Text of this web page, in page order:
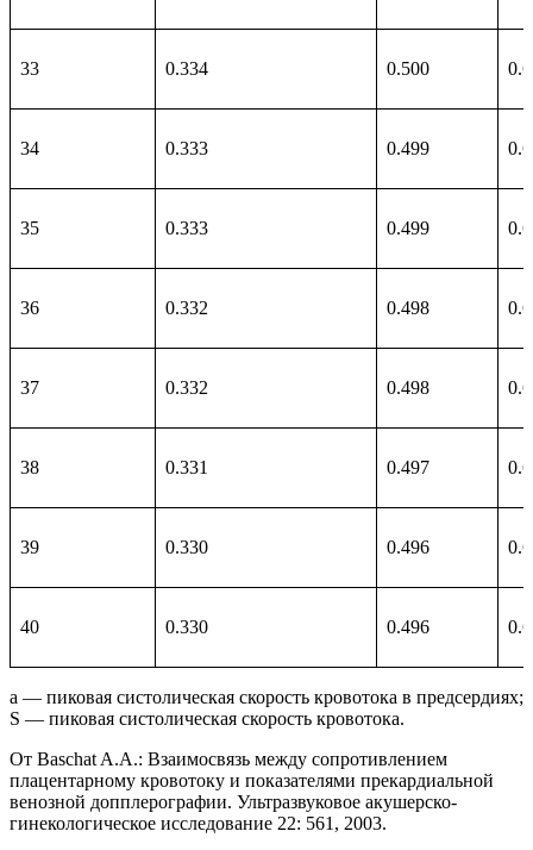
33 0.334 0.500
34 0.333 0.499
35 0.333 0.499
36 0.332 0.498
37 0.332 0.498
38 0.331 0.497
39 0.330 0.496
40 0.330 0.496
a — пиковая систолическая скорость кровотока в предсердиях;
S — пиковая систолическая скорость кровотока.
От Baschat A.A.: Взаимосвязь между сопротивлением
плацентарному кровотоку и показателями прекардиальной
венозной допплерографии. Ультразвуковое акушерско-
гинекологическое исследование 22: 561, 2003.